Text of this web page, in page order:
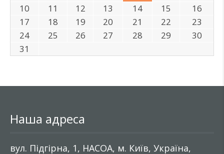
10
11 12 13 14 15
16
17
18 19 20 21 22
23
24
25 26 27 28 29
30
31
Наша адреса
вул. Підгірна, 1, НАСОА, м. Київ, Україна,